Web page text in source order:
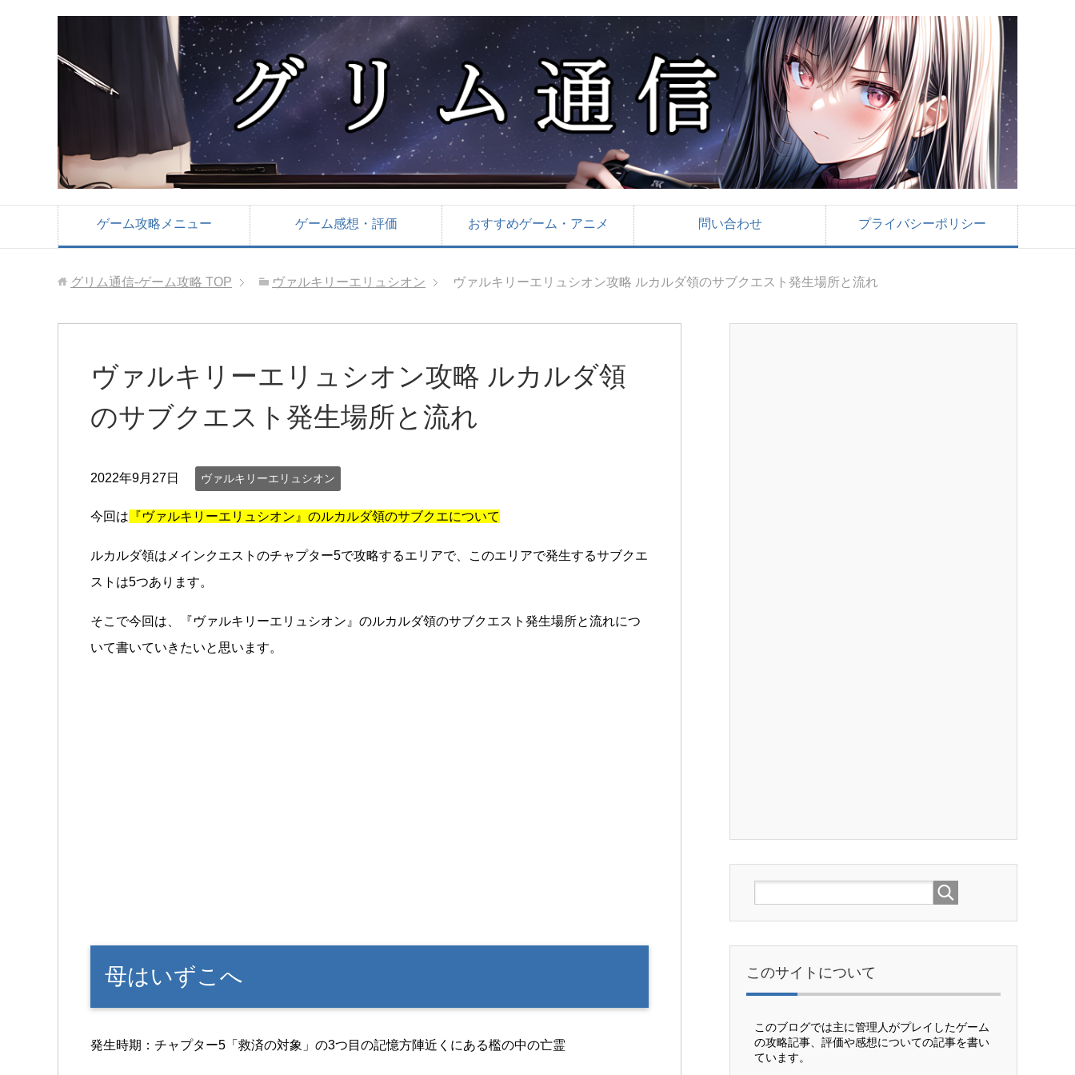
ゲーム攻略メニュー ゲーム感想・評価 おすすめゲーム・アニメ 問い合わせ プライバシーポリシー
グリム通信-ゲーム攻略 TOP ヴァルキリーエリュシオン ヴァルキリーエリュシオン攻略 ルカルダ領のサブクエスト発生場所と流れ
ヴァルキリーエリュシオン攻略 ルカルダ領
のサブクエスト発生場所と流れ
2022年9月27日 ヴァルキリーエリュシオン
今回は 『ヴァルキリーエリュシオン』のルカルダ領のサブクエについて
ルカルダ領はメインクエストのチャプター5で攻略するエリアで、このエリアで発生するサブクエ
ストは5つあります。
そこで今回は、『ヴァルキリーエリュシオン』のルカルダ領のサブクエスト発生場所と流れにつ
いて書いていきたいと思います。
母はいずこへ
発生時期：チャプター5「救済の対象」の3つ目の記憶方陣近くにある檻の中の亡霊
このサイトについて
このブログでは主に管理人がプレイしたゲーム
の攻略記事、評価や感想についての記事を書い
ています。